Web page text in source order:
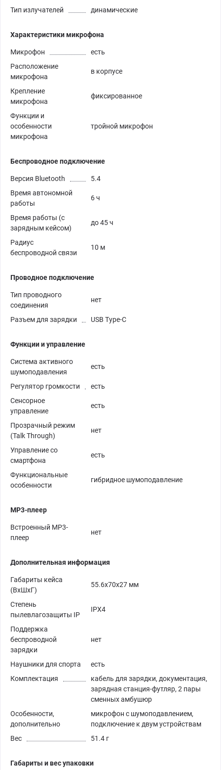
Тип излучателей динамические
Характеристики микрофона
Микрофон
есть
Расположение
микрофона
в корпусе
Крепление
микрофона
фиксированное
Функции и
особенности
микрофона
тройной микрофон
Беспроводное подключение
Версия Bluetooth
5.4
Время автономной
работы
6 ч
Время работы (с
зарядным кейсом)
до 45 ч
Радиус
беспроводной связи
10 м
Проводное подключение
Тип проводного
соединения
нет
Разъем для зарядки USB Type-C
Функции и управление
Система активного
шумоподавления
есть
Регулятор громкости
есть
Сенсорное
управление
есть
Прозрачный режим
(Talk Through)
нет
Управление со
смартфона
есть
Функциональные
особенности
гибридное шумоподавление
MP3-плеер
Встроенный MP3-
плеер
нет
Дополнительная информация
Габариты кейса
(ВxШxГ)
55.6x70x27 мм
Степень
пылевлагозащиты IP
IPX4
Поддержка
беспроводной
зарядки
нет
Наушники для спорта
есть
Комплектация
кабель для зарядки, документация,
зарядная станция-футляр, 2 пары
сменных амбушюр
Особенности,
дополнительно
микрофон с шумоподавлением,
подключение к двум устройствам
Вес
51.4 г
Габариты и вес упаковки